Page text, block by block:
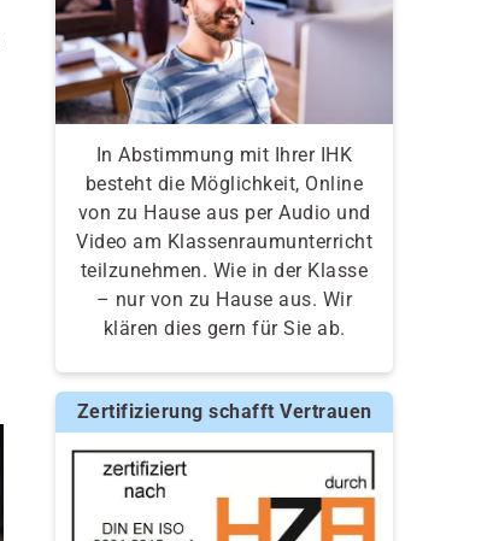
In Abstimmung mit Ihrer IHK
besteht die Möglichkeit, Online
von zu Hause aus per Audio und
Video am Klassenraumunterricht
teilzunehmen. Wie in der Klasse
– nur von zu Hause aus. Wir
klären dies gern für Sie ab.
Zertifizierung schafft Vertrauen